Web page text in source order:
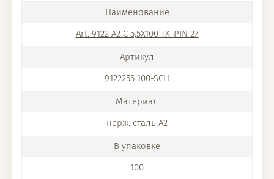
Art. 9122 A2 C 5,5X100 TX-PIN 27
9122255 100-SCH
нерж. сталь A2
100